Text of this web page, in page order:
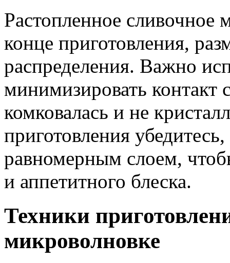
Растопленное сливочное
конце приготовления,
распределения. Важно
минимизировать контакт
комковалась и не
приготовления
равномерным слоем,
и аппетитного блеска.
Техники
микроволновке